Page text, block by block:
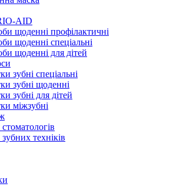
AID
щоденні профілактичні
щоденні спеціальні
щоденні для дітей
зубні спеціальні
зубні щоденні
зубні для дітей
міжзубні
техніків